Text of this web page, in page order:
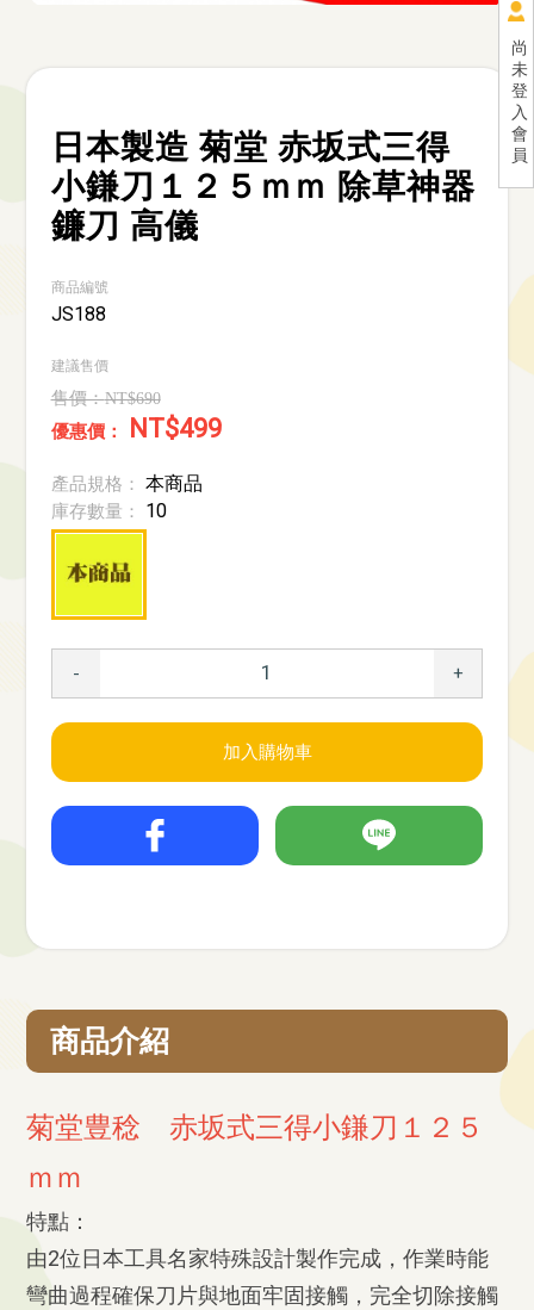
尚
未
登
入
會
員
日本製造 菊堂 赤坂式三得
小鎌刀１２５ｍｍ 除草神器
鐮刀 高儀
商品編號
JS188
建議售價
NT$690
NT$499
產品規格： 本商品
庫存數量： 10
- +
商品介紹
菊堂豊稔 赤坂式三得小鎌刀１２５
ｍｍ
特點：
由2位日本工具名家特殊設計製作完成，作業時能
彎曲過程確保刀片與地面牢固接觸，完全切除接觸